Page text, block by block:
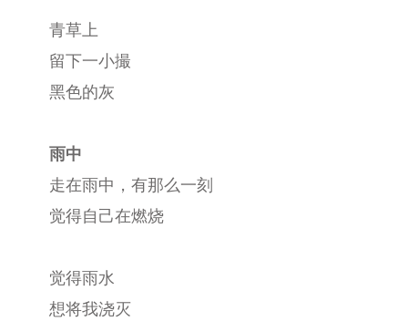
青草上
留下一小撮
黑色的灰
雨中
走在雨中，有那么一刻
觉得自己在燃烧
觉得雨水
想将我浇灭